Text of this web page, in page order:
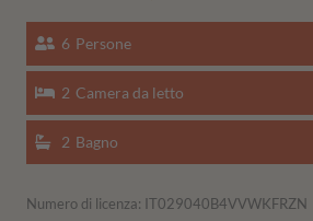
Persone
6
Camera da letto
2
Bagno
2
Numero di licenza: IT029040B4VVWKFRZN